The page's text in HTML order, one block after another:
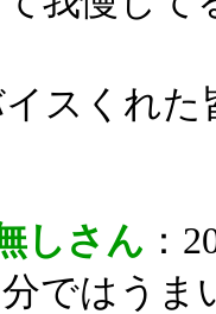
スくれた
しさん ：
ではう